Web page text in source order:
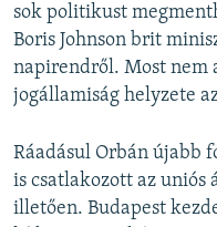
sok politikust
Boris Johnson brit
napirendről. Most nem
jogállamiság helyzete
Ráadásul Orbán újabb
is csatlakozott az uniós
illetően. Budapest